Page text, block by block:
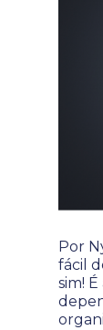
Por
fácil
sim!